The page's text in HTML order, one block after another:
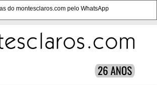
do montesclaros.com pelo WhatsApp